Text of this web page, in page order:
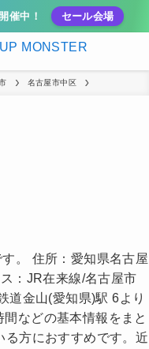
催中！ セール会場
名古屋市中区
。 住所：愛知県名古屋
：JR在来線/名古屋市
道金山(愛知県)駅 6より
などの基本情報をまと
る方におすすめです。近